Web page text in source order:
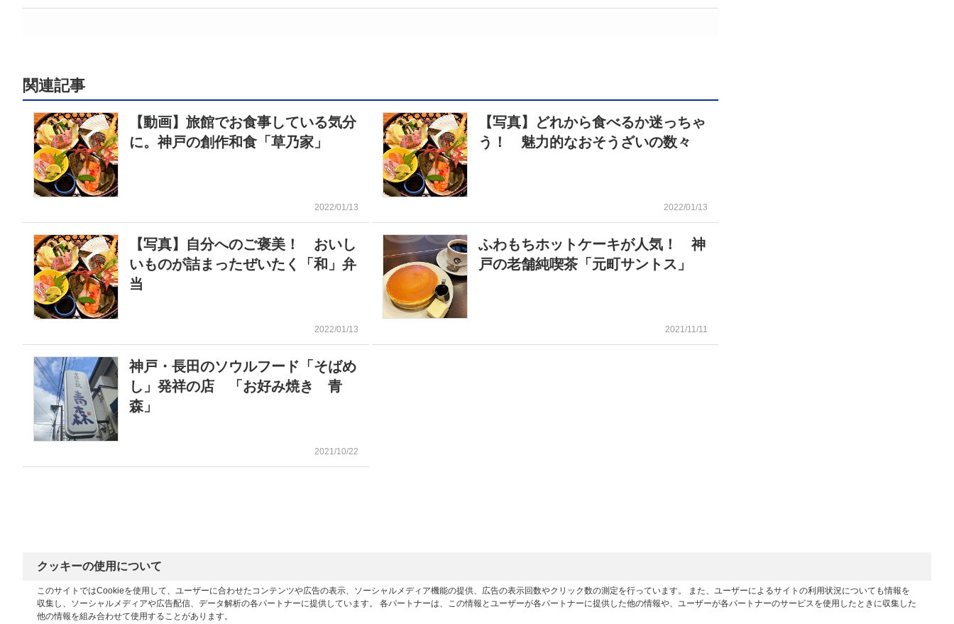
関連記事
【動画】旅館でお食事している気分
に。神戸の創作和食「草乃家」
2022/01/13
【写真】どれから食べるか迷っちゃ
う！ 魅力的なおそうざいの数々
2022/01/13
【写真】自分へのご褒美！ おいし
いものが詰まったぜいたく「和」弁
当
2022/01/13
ふわもちホットケーキが人気！ 神
戸の老舗純喫茶「元町サントス」
2021/11/11
神戸・長田のソウルフード「そばめ
し」発祥の店 「お好み焼き 青
森」
2021/10/22
クッキーの使用について
このサイトではCookieを使用して、ユーザーに合わせたコンテンツや広告の表示、ソーシャルメディア機能の提供、広告の表示回数やクリック数の測定を行っています。 また、ユーザーによるサイトの利用状況についても情報を
収集し、ソーシャルメディアや広告配信、データ解析の各パートナーに提供しています。 各パートナーは、この情報とユーザーが各パートナーに提供した他の情報や、ユーザーが各パートナーのサービスを使用したときに収集した
他の情報を組み合わせて使用することがあります。